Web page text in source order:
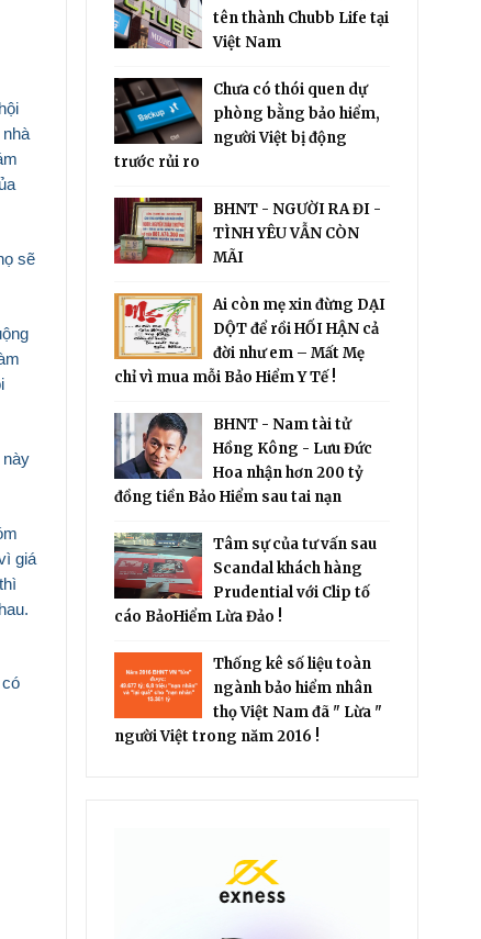
sẽ
này
giá
tên thành Chubb Life tại
Việt Nam
Chưa có thói quen dự
phòng bằng bảo hiểm,
người Việt bị động
trước rủi ro
BHNT - NGƯỜI RA ĐI -
TÌNH YÊU VẪN CÒN
MÃI
Ai còn mẹ xin đừng DẠI
DỘT để rồi HỐI HẬN cả
đời như em – Mất Mẹ
chỉ vì mua mỗi Bảo Hiểm Y Tế !
BHNT - Nam tài tử
Hồng Kông - Lưu Đức
Hoa nhận hơn 200 tỷ
đồng tiền Bảo Hiểm sau tai nạn
Tâm sự của tư vấn sau
Scandal khách hàng
Prudential với Clip tố
cáo BảoHiểm Lừa Đảo !
Thống kê số liệu toàn
ngành bảo hiểm nhân
thọ Việt Nam đã " Lừa "
người Việt trong năm 2016 !